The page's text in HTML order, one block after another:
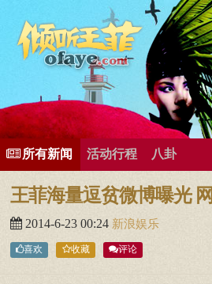
有歌曲专辑
王菲新闻王菲的精美图片王菲精彩视频王菲
所有新闻 活动行程 八卦
王菲海量逗贫微博曝光
2014-6-23 00:24 新浪娱乐
喜欢 收藏 评论